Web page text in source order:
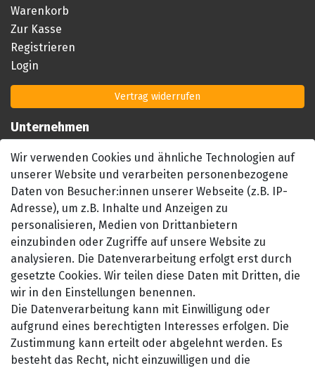
Warenkorb
Zur Kasse
Registrieren
Login
Vertrag widerrufen
Unternehmen
Impressum
AGB
Datenschutzerklärung
Barrierefreiheitserklärung
Widerrufsrecht
Kontakt
Wir verwenden Cookies und ähnliche Technologien auf
unserer Website und verarbeiten personenbezogene
Daten von Besucher:innen unserer Webseite (z.B. IP-
Adresse), um z.B. Inhalte und Anzeigen zu
personalisieren, Medien von Drittanbietern
einzubinden oder Zugriffe auf unsere Website zu
analysieren. Die Datenverarbeitung erfolgt erst durch
gesetzte Cookies. Wir teilen diese Daten mit Dritten, die
wir in den Einstellungen benennen.
Die Datenverarbeitung kann mit Einwilligung oder
aufgrund eines berechtigten Interesses erfolgen. Die
Zustimmung kann erteilt oder abgelehnt werden. Es
besteht das Recht, nicht einzuwilligen und die